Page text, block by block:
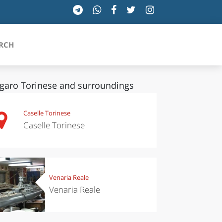
TOSCANA
UMBRIA
VALLE D'AOSTA
VENETO
Torinese and surroundings
Caselle Torinese
Caselle Torinese
Venaria Reale
Venaria Reale